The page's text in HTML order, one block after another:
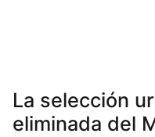
La selección
eliminada del